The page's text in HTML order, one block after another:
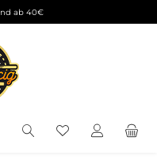
ab 40€
Du hast 0